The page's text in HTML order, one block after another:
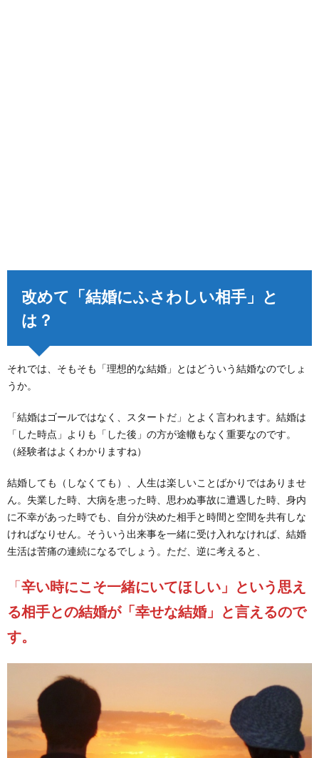
改めて「結婚にふさわしい相手」と
は？
それでは、そもそも「理想的な結婚」とはどういう結婚なのでしょ
うか。
「結婚はゴールではなく、スタートだ」とよく言われます。結婚は
「した時点」よりも「した後」の方が途轍もなく重要なのです。
（経験者はよくわかりますね）
結婚しても（しなくても）、人生は楽しいことばかりではありませ
ん。失業した時、大病を患った時、思わぬ事故に遭遇した時、身内
に不幸があった時でも、自分が決めた相手と時間と空間を共有しな
ければなりせん。そういう出来事を一緒に受け入れなければ、結婚
生活は苦痛の連続になるでしょう。ただ、逆に考えると、
「辛い時にこそ一緒にいてほしい」という思え
る相手との結婚が「幸せな結婚」と言えるので
す。